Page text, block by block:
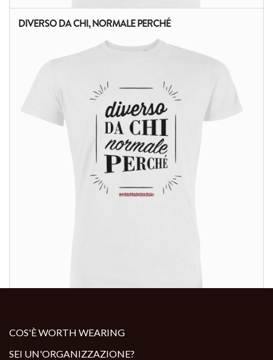
DIVERSO DA CHI, NORMALE PERCHÉ
COS'È WORTH WEARING
SEI UN'ORGANIZZAZIONE?